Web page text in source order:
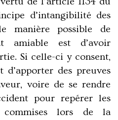
d’intangibilité des
manière possible de
amiable est d’avoir
Si celle-ci y consent,
des preuves
voire de se rendre
pour repérer les
commises lors de la